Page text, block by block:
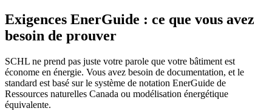
Exigences EnerGuide : ce que vous avez
besoin de prouver
SCHL ne prend pas juste votre parole que votre bâtiment est
économe en énergie. Vous avez besoin de documentation, et le
standard est basé sur le système de notation EnerGuide de
Ressources naturelles Canada ou modélisation énergétique
équivalente.